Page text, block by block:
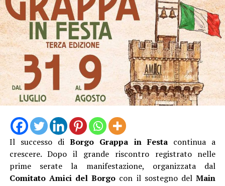
L’ingresso con unico orario alle 19 Dalle 19:15 alle
20:45, l’escursione, poi la pausa per cena al sacco, quindi
dalle 21:20 alle 23:00 l’ Osservazione guidata del cielo
stellato con gli esperti dell’APA.
Biglietto 10 euro.
Il successo diBorgo Grappa in Festacontinua a
crescere. Dopo il grande riscontro registrato nelle
prime serate la manifestazione, organizzata dal
Comitato Amici del Borgo con il sostegno delMain